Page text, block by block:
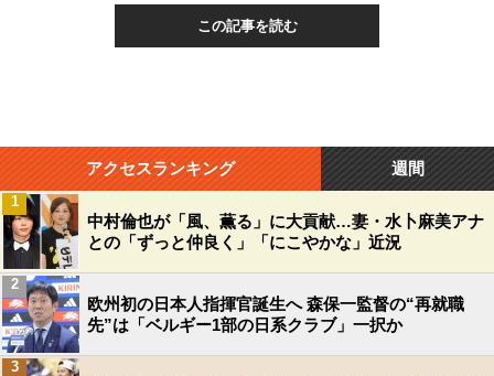
この記事を読む
アクセスランキング 週間
中村倫也が「風、薫る」に大貢献…妻・水卜麻美アナ
との「ずっと仲良く」「にこやかな」近況
1
欧州初の日本人指揮官誕生へ 森保一監督の“再就職
先”は「ベルギー1部の日系クラブ」一択か
2
3